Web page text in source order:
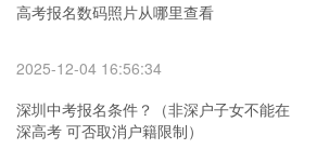
高考报名数码照片从哪里查看
2025-12-04 16:56:34
深圳中考报名条件？（非深户子女不能在
深高考 可否取消户籍限制）